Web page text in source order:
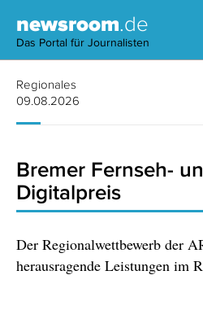
newsroom.de
Das Portal für Journalisten
Regionales
09.08.2026
Bremer Fernseh-
Digitalpreis
Der Regionalwettbewerb der
herausragende Leistungen im